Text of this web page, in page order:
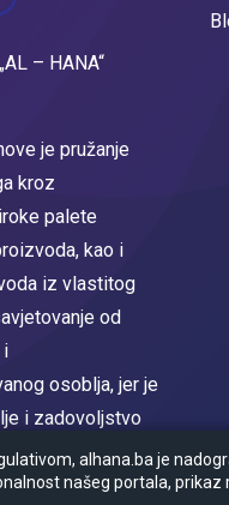
– HANA“
je pružanje
kroz
palete
kao i
iz vlastitog
od
i
osoblja, jer je
i zadovoljstvo
registru
alhana.ba je
našeg portala,